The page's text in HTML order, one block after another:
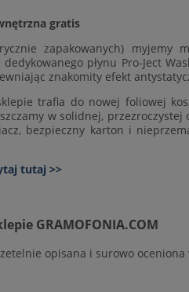
gratis
zapakowanych) myjemy
dedykowanego płynu Pro-Ject
znakomity efekt
trafia do nowej foliowej
w solidnej,
bezpieczny karton i
tutaj >>
GRAMOFONIA.COM
opisana i surowo